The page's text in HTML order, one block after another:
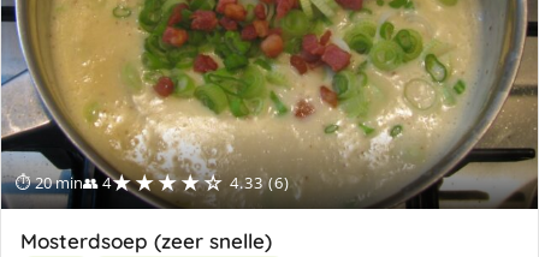
⏱ 20 min👥 4★★★★☆ 4.33 (6)
Mosterdsoep (zeer snelle)